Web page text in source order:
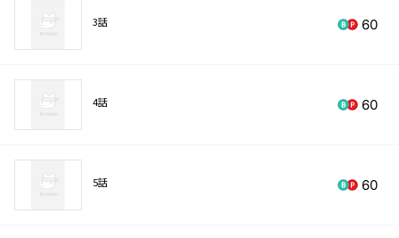
3話 60
4話 60
5話 60